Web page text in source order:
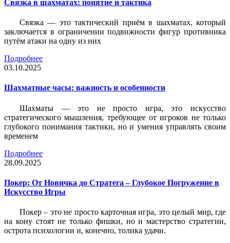
Связка в шахматах: понятие и тактика
Связка — это тактический приём в шахматах, который
заключается в ограничении подвижности фигур противника
путём атаки на одну из них
Подробнее
03.10.2025
Шахматные часы: важность и особенности
Шахматы — это не просто игра, это искусство
стратегического мышления, требующее от игроков не только
глубокого понимания тактики, но и умения управлять своим
временем
Подробнее
28.09.2025
Покер: От Новичка до Стратега – Глубокое Погружение в
Искусство Игры
Покер – это не просто карточная игра, это целый мир, где
на кону стоят не только фишки, но и мастерство стратегии,
острота психологии и, конечно, толика удачи.